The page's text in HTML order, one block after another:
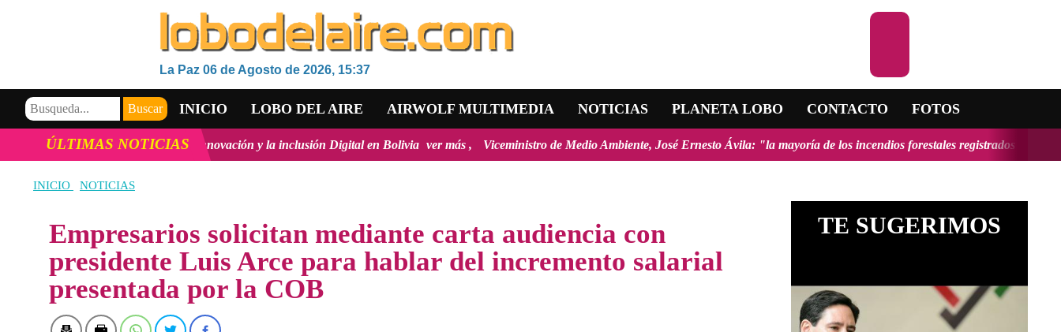
La Paz 06 de Agosto de 2026, 15:37
INICIO LOBO DEL AIRE AIRWOLF MULTIMEDIA NOTICIAS PLANETA LOBO CONTACTO FOTOS
VIDEOS
ÚLTIMAS NOTICIAS
Tecnológico, la innovación y la inclusión Digital en Bolivia ver más Viceministro de Medio Ambiente, José Ernesto Ávila: "la mayoría de los incendios forestales registrados en el país fueron
INICIO NOTICIAS
Empresarios solicitan mediante carta audiencia con
presidente Luis Arce para hablar del incremento salarial
presentada por la COB
TE SUGERIMOS